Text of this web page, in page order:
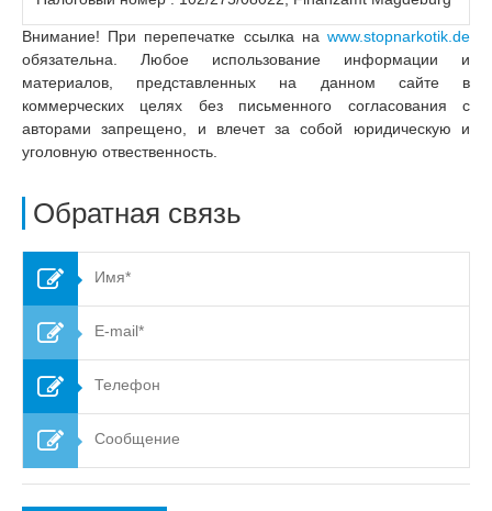
Внимание! При перепечатке ссылка на www.stopnarkotik.de
обязательна. Любое использование информации и
материалов, представленных на данном сайте в
коммерческих целях без письменного согласования с
авторами запрещено, и влечет за собой юридическую и
уголовную отвественность.
Обратная связь